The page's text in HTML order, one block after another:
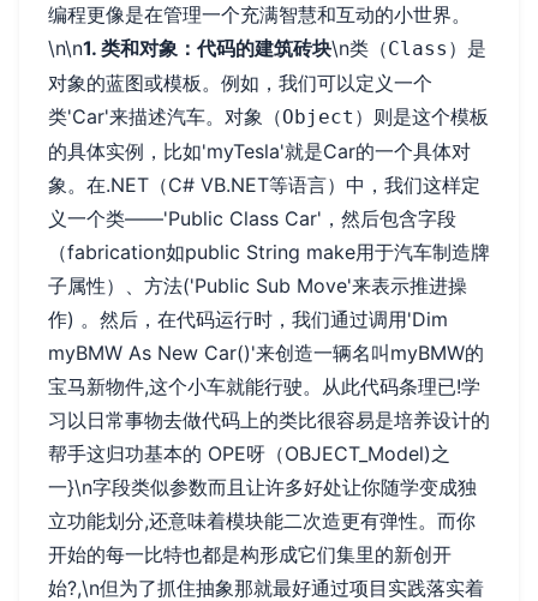
编程更像是在管理一个充满智慧和互动的小世界。
\n\n1. 类和对象：代码的建筑砖块\n类（Class） 是
对象的蓝图或模板。例如，我们可以定义一个
类'Car'来描述汽车。 对象（Object）
则是这个模板
的具体实例，比如'myTesla'就是Car的一个具体对
象。在.NET（C# VB.NET等语言）中，我们这样定
义一个类——'Public Class Car'，然后包含字段
（fabrication如public String make用于汽车制造牌
子属性）、方法('Public Sub Move'来表示推进操
作) 。然后，在代码运行时，我们通过调用'Dim
myBMW As New Car()'来创造一辆名叫myBMW的
宝马新物件,这个小车就能行驶。从此代码条理已!学
习以日常事物去做代码上的类比很容易是培养设计的
帮手这归功基本的 OPE呀（OBJECT_Model)之
一}\n字段类似参数而且让许多好处让你随学变成独
立功能划分,还意味着模块能二次造更有弹性。而你
开始的每一比特也都是构形成它们集里的新创开
始?,\n但为了抓住抽象那就最好通过项目实践落实着